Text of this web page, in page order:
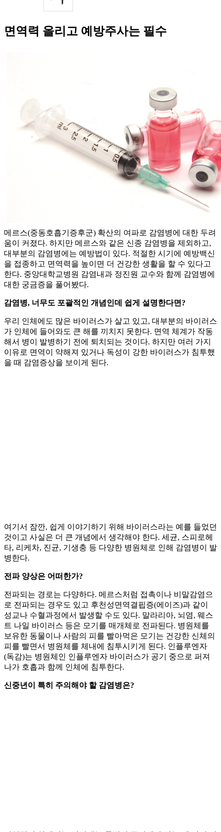
면역력 올리고 예방주사는 필수
메르스(중동호흡기증후군) 확산의 여파로 감염병에 대한 두려
움이 커졌다. 하지만 메르스와 같은 신종 감염병을 제외하고,
대부분의 감염병에는 예방법이 있다. 적절한 시기에 예방백신
을 접종하고 면역력을 높이면 더 건강한 생활을 할 수 있다고
한다. 중앙대학교병원 감염내과 정진원 교수와 함께 감염병에
대한 궁금증을 풀어봤다.
감염병, 너무도 포괄적인 개념인데 쉽게 설명한다면?
우리 인체에도 많은 바이러스가 살고 있고, 대부분의 바이러스
가 인체에 들어와도 큰 해를 끼치지 못한다. 면역 체계가 작동
해서 병이 발병하기 전에 퇴치되는 것이다. 하지만 여러 가지
이유로 면역이 약해져 있거나 독성이 강한 바이러스가 침투했
을 때 감염증상을 보이게 된다.
여기서 잠깐, 쉽게 이야기하기 위해 바이러스라는 예를 들었던
것이고 사실은 더 큰 개념에서 생각해야 한다. 세균, 스피로헤
타, 리케차, 진균, 기생충 등 다양한 병원체로 인해 감염병이 발
병한다.
전파 양상은 어떠한가?
전파되는 경로는 다양하다. 메르스처럼 접촉이나 비말감염으
로 전파되는 경우도 있고 후천성면역결핍증(에이즈)과 같이
성교나 수혈과정에서 발생할 수도 있다. 말라리아, 뇌염, 웨스
트 나일 바이러스 등은 모기를 매개체로 전파된다. 병원체를
보유한 동물이나 사람의 피를 빨아먹은 모기는 건강한 신체의
피를 빨면서 병원체를 체내에 침투시키게 된다. 인플루엔자
(독감)는 병원체인 인플루엔자 바이러스가 공기 중으로 퍼져
나가 호흡과 함께 인체에 침투한다.
신중년이 특히 주의해야 할 감염병은?